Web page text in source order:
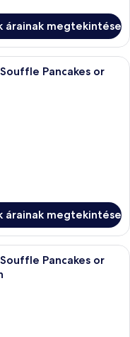
árainak megtekintése
szoba, amelyben egy
Pancakes or
árainak megtekintése
szoba két nagy ággyal,
Pancakes or